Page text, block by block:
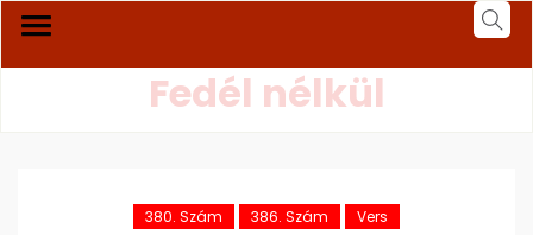
Fedél nélkül
380. Szám 386. Szám Vers